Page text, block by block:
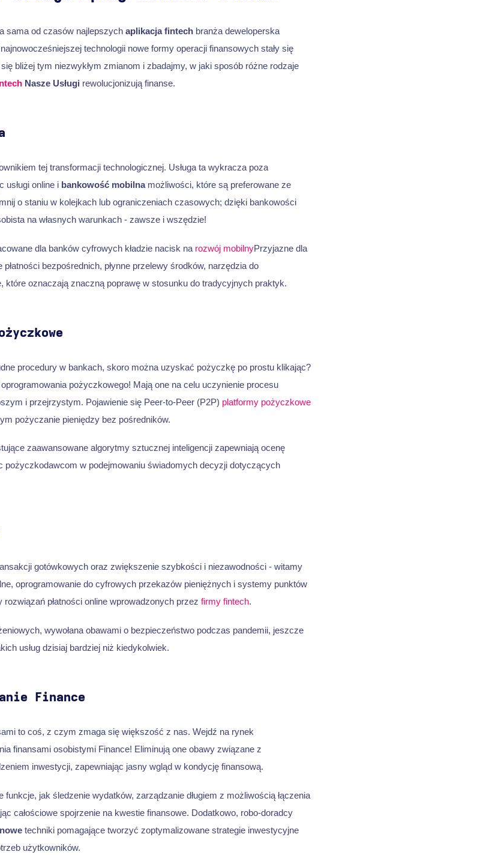
sama od czasów najlepszych aplikacja fintechbranża deweloperska
technologii nowe formy operacji finansowych stały się
bliżej tym niezwykłym zmianom i zbadajmy, w jaki sposób różne rodzaje
Nasze Usługi rewolucjonizują finanse.
tej transformacji technologicznej. Usługa ta wykracza poza
usługi online i bankowość mobilnamożliwości, które są preferowane ze
o staniu w kolejkach lub ograniczeniach czasowych; dzięki bankowości
na własnych warunkach - zawsze i wszędzie!
dla banków cyfrowych kładzie nacisk na rozwój mobilnyPrzyjazne dla
bezpośrednich, płynne przelewy środków, narzędzia do
które oznaczają znaczną poprawę w stosunku do tradycyjnych praktyk.
procedury w bankach, skoro można uzyskać pożyczkę po prostu klikając?
pożyczkowego! Mają one na celu uczynienie procesu
i przejrzystym. Pojawienie się Peer-to-Peer (P2P) platformy pożyczkowe
pożyczanie pieniędzy bez pośredników.
zaawansowane algorytmy sztucznej inteligencji zapewniają ocenę
pożyczkodawcom w podejmowaniu świadomych decyzji dotyczących
gotówkowych oraz zwiększenie szybkości i niezawodności - witamy
oprogramowanie do cyfrowych przekazów pieniężnych i systemy punktów
płatności online wprowadzonych przez firmy fintech.
wywołana obawami o bezpieczeństwo podczas pandemii, jeszcze
usług dzisiaj bardziej niż kiedykolwiek.
Finance
to coś, z czym zmaga się większość z nas. Wejdź na rynek
finansami osobistymi Finance! Eliminują one obawy związane z
inwestycji, zapewniając jasny wgląd w kondycję finansową.
funkcje, jak śledzenie wydatków, zarządzanie długiem z możliwością łączenia
całościowe spojrzenie na kwestie finansowe. Dodatkowo, robo-doradcy
techniki pomagające tworzyć zoptymalizowane strategie inwestycyjne
użytkowników.